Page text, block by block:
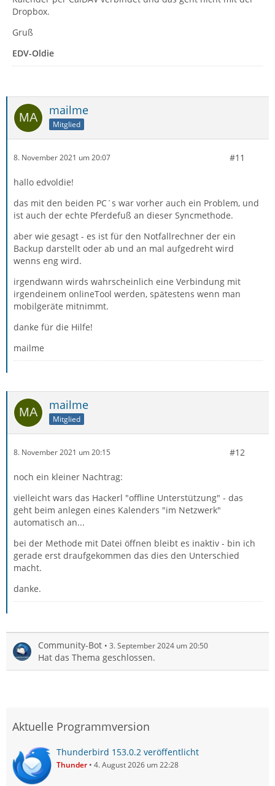
Dropbox.
Gruß
EDV-Oldie
mailme
Mitglied
8. November 2021 um 20:07 #11
hallo edvoldie!
das mit den beiden PC´s war vorher auch ein Problem, und
ist auch der echte Pferdefuß an dieser Syncmethode.
aber wie gesagt - es ist für den Notfallrechner der ein
Backup darstellt oder ab und an mal aufgedreht wird
wenns eng wird.
irgendwann wirds wahrscheinlich eine Verbindung mit
irgendeinem onlineTool werden, spätestens wenn man
mobilgeräte mitnimmt.
danke für die Hilfe!
mailme
mailme
Mitglied
8. November 2021 um 20:15 #12
noch ein kleiner Nachtrag:
vielleicht wars das Hackerl "offline Unterstützung" - das
geht beim anlegen eines Kalenders "im Netzwerk"
automatisch an...
bei der Methode mit Datei öffnen bleibt es inaktiv - bin ich
gerade erst draufgekommen das dies den Unterschied
macht.
danke.
Community-Bot 3. September 2024 um 20:50
Hat das Thema geschlossen.
Aktuelle Programmversion
Thunderbird 153.0.2 veröffentlicht
Thunder 4. August 2026 um 22:28